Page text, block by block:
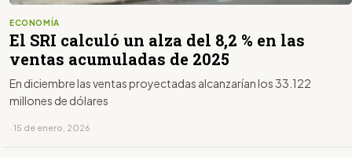
ECONOMÍA
El SRI calculó un alza del 8,2 % en las
ventas acumuladas de 2025
En diciembre las ventas proyectadas alcanzarían los 33.122
millones de dólares
· 15 de enero, 2026